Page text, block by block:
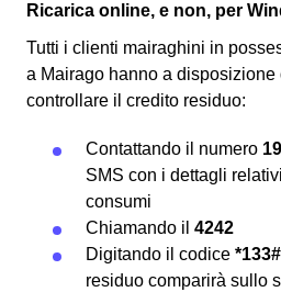
Ricarica online, e non, per
Tutti i clienti mairaghini in
a Mairago hanno a
controllare il credito residuo:
Contattando il numero
SMS con i dettagli
consumi
Chiamando il 4242
Digitando il codice *133#
residuo comparirà sullo